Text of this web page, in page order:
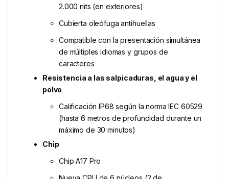
2.000 nits (en exteriores)
Cubierta oleófuga antihuellas
Compatible con la presentación simultánea
de múltiples idiomas y grupos de
caracteres
Resistencia a las salpicaduras, el agua y el
polvo
Calificación IP68 según la norma IEC 60529
(hasta 6 metros de profundidad durante un
máximo de 30 minutos)
Chip
Chip A17 Pro